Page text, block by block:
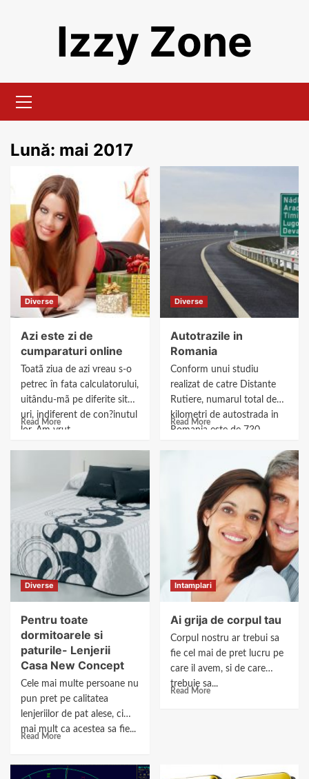
Izzy Zone
Menu
Lună: mai 2017
Diverse
Azi este zi de
cumparaturi online
Toatã ziua de azi vreau s-o
petrec în fata calculatorului,
uitându-mã pe diferite site-
uri, indiferent de con?inutul
lor. Am vrut...
Read More
Diverse
Autotrazile in
Romania
Conform unui studiu
realizat de catre Distante
Rutiere, numarul total de
kilometri de autostrada in
Romania este de 730.
Read More
Diverse
Pentru toate
dormitoarele si
paturile- Lenjerii
Casa New Concept
Cele mai multe persoane nu
pun pret pe calitatea
lenjeriilor de pat alese, ci
mai mult ca acestea sa fie...
Read More
Intamplari
Ai grija de corpul tau
Corpul nostru ar trebui sa
fie cel mai de pret lucru pe
care il avem, si de care
trebuie sa...
Read More